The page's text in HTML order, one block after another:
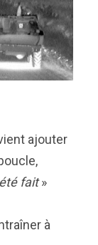
ajouter
fait»
à